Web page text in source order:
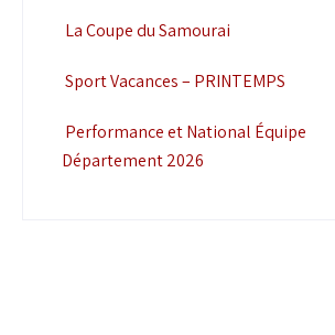
La Coupe du Samourai
Sport Vacances – PRINTEMPS
Performance et National Équipe
Département 2026